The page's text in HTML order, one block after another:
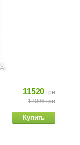
11520 грн
12096грн